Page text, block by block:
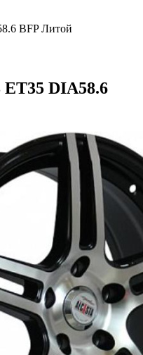
BFP Литой
ET35 DIA58.6